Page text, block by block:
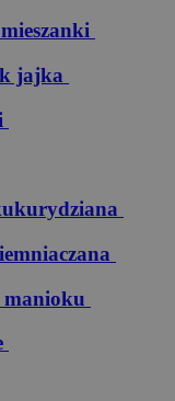
mieszanki
jajka
manioku